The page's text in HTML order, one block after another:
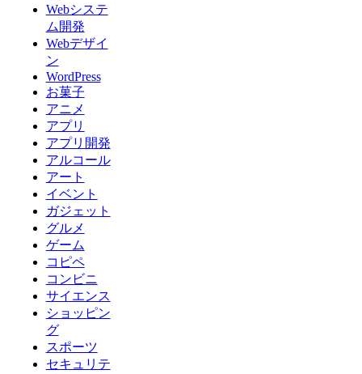
Webシステ
ム開発
Webデザイ
ン
WordPress
お菓子
アニメ
アプリ
アプリ開発
アルコール
アート
イベント
ガジェット
グルメ
ゲーム
コピペ
コンビニ
サイエンス
ショッピン
グ
スポーツ
セキュリテ